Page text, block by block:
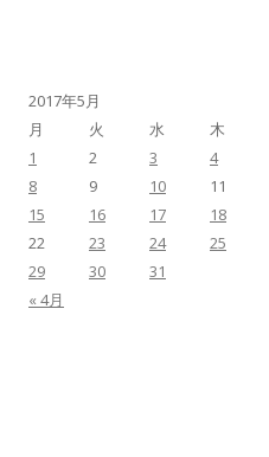
2017年5月
月
火 水 木
« 4月
1 2 3 4
8
9 10 11
15
16 17 18
22
23 24 25
29
30 31